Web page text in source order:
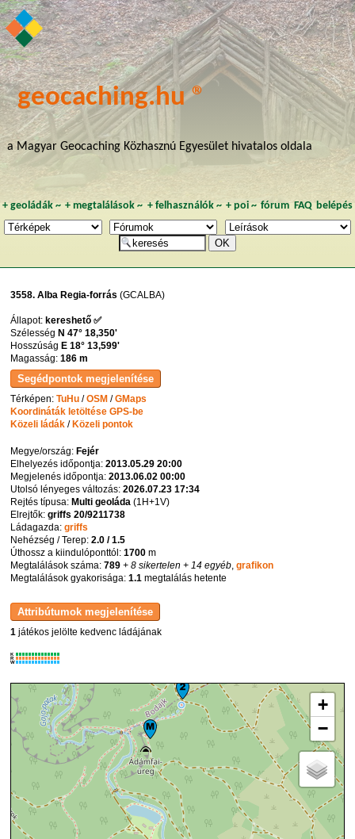
geocaching.hu ®
a Magyar Geocaching Közhasznú Egyesület hivatalos oldala
+ geoládák~ + megtalálások ~ + felhasználók~ + poi~ fórum FAQ belépés
3558. Alba Regia-forrás (GCALBA)
Állapot:kereshető ✅
SzélességN 47° 18,350'
HosszúságE 18° 13,599'
Magasság:186 m
Térképen:TuHu /OSM /GMaps
Koordináták letöltése GPS-be
Közeli ládák /Közeli pontok
Megye/ország:Fejér
Elhelyezés időpontja:2013.05.29 20:00
Megjelenés időpontja:2013.06.02 00:00
Utolsó lényeges változás:2026.07.23 17:34
Rejtés típusa:Multi geoláda (1H+1V)
Elrejtők:griffs 20/9211738
Ládagazda:griffs
Nehézség / Terep:2.0 / 1.5
Úthossz a kiindulóponttól:1700 m
Megtalálások száma:789 + 8 sikertelen + 14 egyéb ,grafikon
Megtalálások gyakorisága:1.1 megtalálás hetente
1 játékos jelölte kedvenc ládájának
K
R
W
+
−